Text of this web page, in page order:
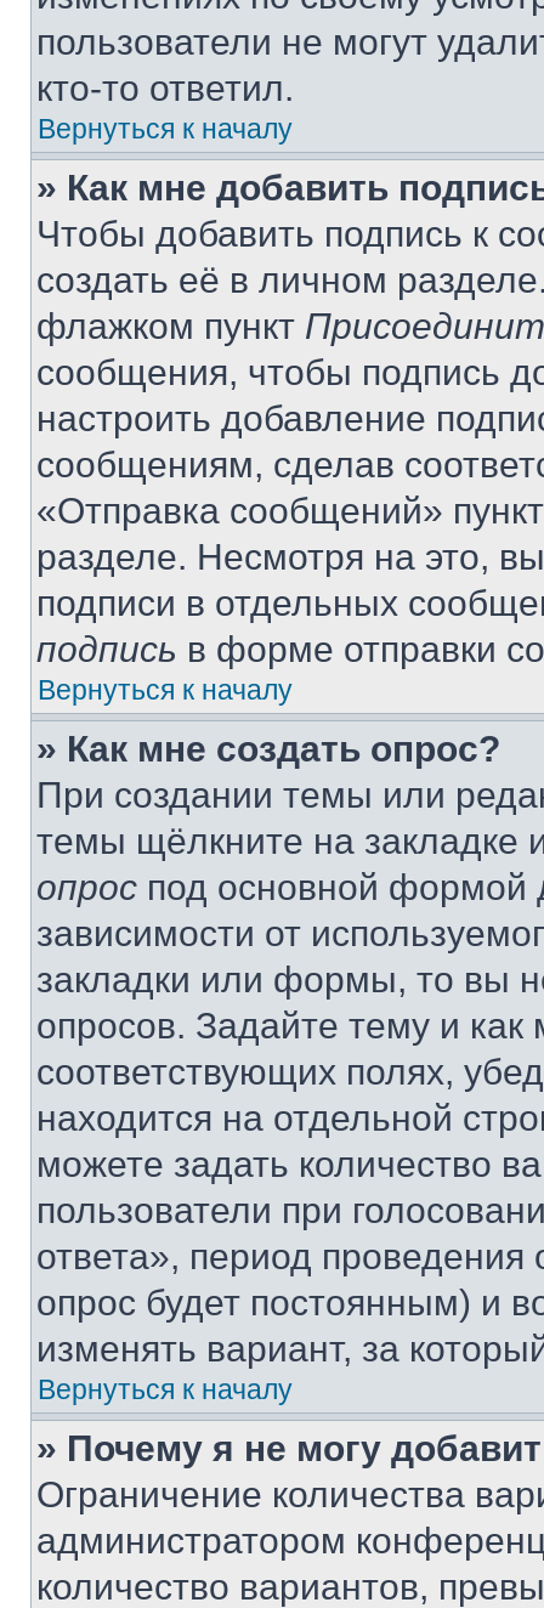
пользователи не могут
кто-то ответил.
Вернуться к началу
» Как мне добавить
Чтобы добавить подпись к
создать её в личном
флажком пункт
сообщения, чтобы подпись
настроить добавление
сообщениям, сделав
«Отправка сообщений»
разделе. Несмотря на это,
подписи в отдельных
подпись в форме отправки
Вернуться к началу
» Как мне создать опрос?
При создании темы или
темы щёлкните на
опрос под основной формой
зависимости от
закладки или формы, то вы
опросов. Задайте тему и
соответствующих полях,
находится на отдельной
можете задать количество
пользователи при
ответа», период проведения
опрос будет постоянным) и
изменять вариант, за
Вернуться к началу
» Почему я не могу
Ограничение количества
администратором
количество вариантов,